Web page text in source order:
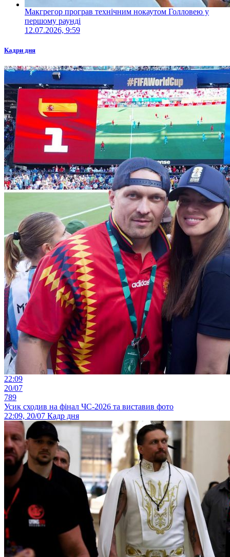
Макгрегор програв технічним нокаутом Голловею у
першому раунді
12.07.2026, 9:59
Кадри дня
22:09
20/07
789
Усик сходив на фінал ЧС-2026 та виставив фото
22:09, 20/07 Кадр дня